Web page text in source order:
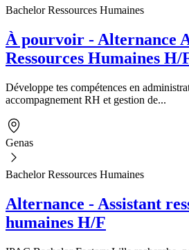
Bachelor Ressources Humaines
À pourvoir - Alternance
Ressources Humaines H/
Développe tes compétences en
accompagnement RH et gestion de...
Genas
Bachelor Ressources Humaines
Alternance - Assistant
humaines H/F